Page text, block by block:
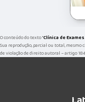
O conteúdo do texto "Clínica de
Sua reprodução, parcial ou total, mesmo
de violação de direito autoral – artigo